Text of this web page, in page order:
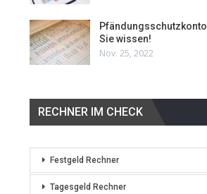
Sie wissen!
Nov. 25, 2022
RECHNER IM CHECK
Festgeld Rechner
Tagesgeld Rechner